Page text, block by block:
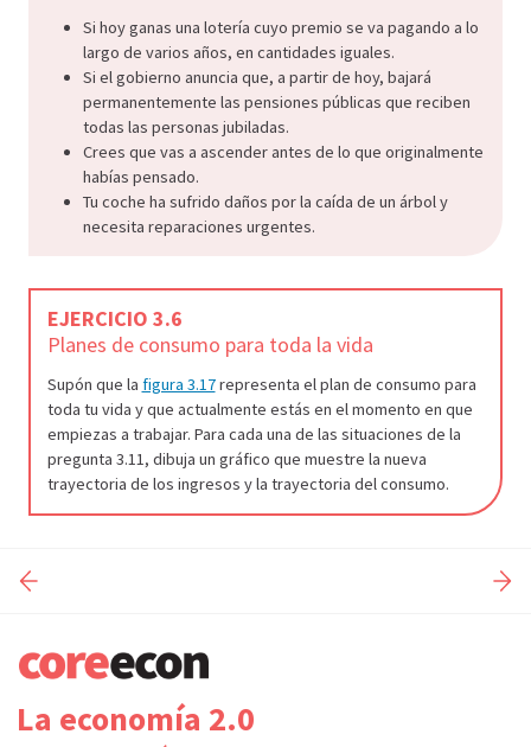
Si hoy ganas una lotería cuyo premio se va pagando a lo
largo de varios años, en cantidades iguales.
Si el gobierno anuncia que, a partir de hoy, bajará
permanentemente las pensiones públicas que reciben
todas las personas jubiladas.
Crees que vas a ascender antes de lo que originalmente
habías pensado.
Tu coche ha sufrido daños por la caída de un árbol y
necesita reparaciones urgentes.
EJERCICIO 3.6
Planes de consumo para toda la vida
Supón que la figura 3.17representa el plan de consumo para
toda tu vida y que actualmente estás en el momento en que
empiezas a trabajar. Para cada una de las situaciones de la
pregunta 3.11, dibuja un gráfico que muestre la nueva
trayectoria de los ingresos y la trayectoria del consumo.
La economía 2.0